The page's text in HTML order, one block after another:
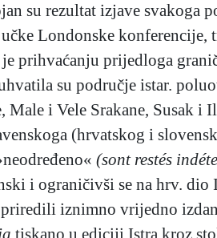
su rezultat izjave svakoga
Londonske
prihvaćanju prijedloga
su područje istar.
i Vele Srakane, Susak i
(hrvatskog i
(sont restés
i ograničivši se na hrv.
iznimno vrijedno
tiskano u ediciji Istra kroz